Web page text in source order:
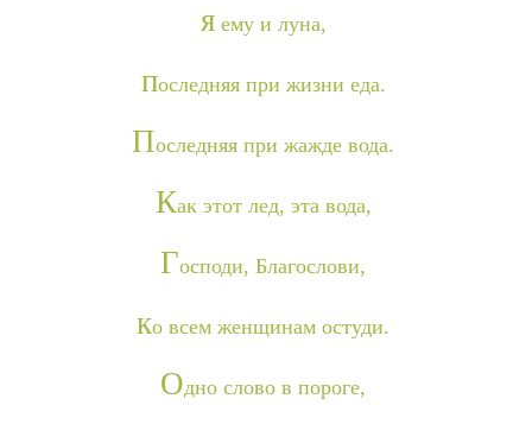
яему и луна,
последняя при жизни еда.
Последняя при жажде вода.
Как этот лед, эта вода,
Господи, Благослови,
ко всем женщинам остуди.
Одно слово в пороге,